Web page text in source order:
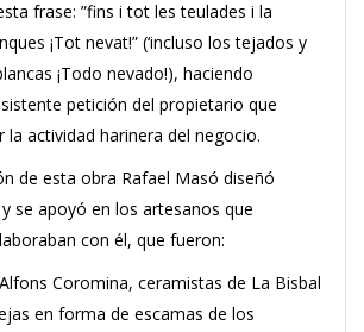
frase: ”fins i tot les teulades i la
¡Tot nevat!” (‘incluso los tejados y
¡Todo nevado!), haciendo
petición del propietario que
la actividad harinera del negocio.
de esta obra Rafael Masó diseñó
se apoyó en los artesanos que
con él, que fueron:
Coromina, ceramistas de La Bisbal
en forma de escamas de los